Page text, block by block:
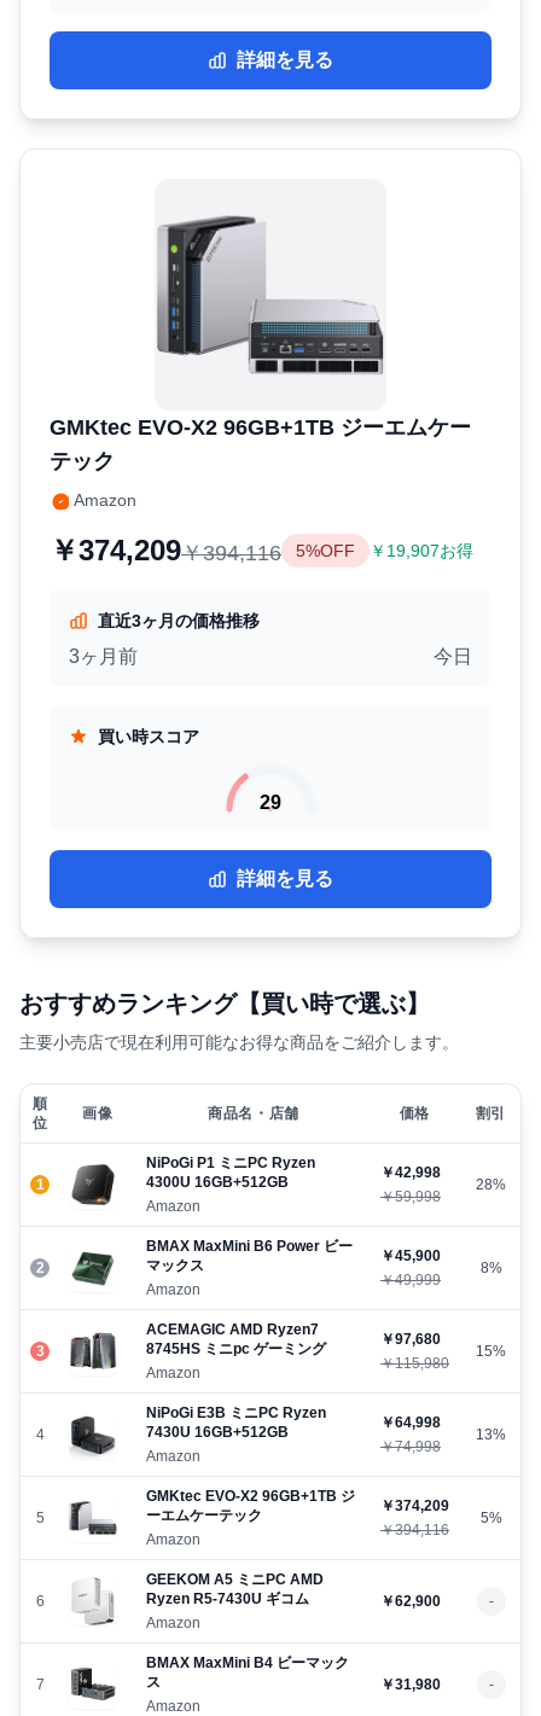
詳細を見る
GMKtec EVO-X2 96GB+1TB ジーエムケー
テック
Amazon
￥374,209￥394,116 5%OFF ￥19,907お得
直近3ヶ月の価格推移
3ヶ月前 今日
買い時スコア
29
詳細を見る
おすすめランキング【買い時で選ぶ】
主要小売店で現在利用可能なお得な商品をご紹介します。
順
位
画像 商品名・店舗 価格 割引
1
NiPoGi P1 ミニPC Ryzen
4300U 16GB+512GB
Amazon
￥42,998
￥59,998
28%
2
BMAX MaxMini B6 Power ビー
マックス
Amazon
￥45,900
￥49,999
8%
3
ACEMAGIC AMD Ryzen7
8745HS ミニpc ゲーミング
Amazon
￥97,680
￥115,980
15%
4
NiPoGi E3B ミニPC Ryzen
7430U 16GB+512GB
Amazon
￥64,998
￥74,998
13%
5
GMKtec EVO-X2 96GB+1TB ジ
ーエムケーテック
Amazon
￥374,209
￥394,116
5%
6
GEEKOM A5 ミニPC AMD
Ryzen R5-7430U ギコム
Amazon
￥62,900 -
7
BMAX MaxMini B4 ビーマック
ス
Amazon
￥31,980 -